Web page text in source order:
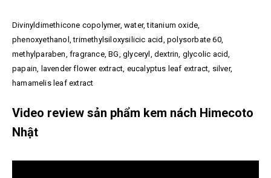
Divinyldimethicone copolymer, water, titanium oxide,
phenoxyethanol, trimethylsiloxysilicic acid, polysorbate 60,
methylparaben, fragrance, BG, glyceryl, dextrin, glycolic acid,
papain, lavender flower extract, eucalyptus leaf extract, silver,
hamamelis leaf extract
Video review sản phẩm kem nách Himecoto
Nhật